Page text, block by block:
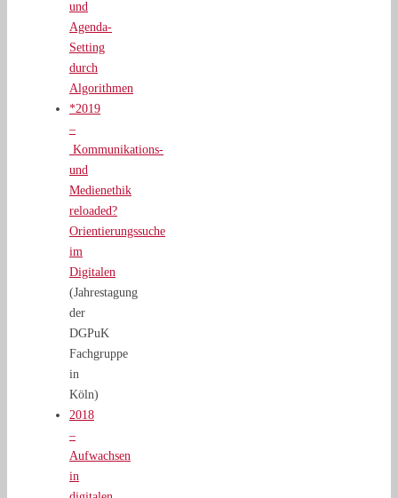
und
Agenda-
Setting
durch
Algorithmen
*2019
–
Kommunikations-
und
Medienethik
reloaded?
Orientierungssuche
im
Digitalen
(Jahrestagung
der
DGPuK
Fachgruppe
in
Köln)
2018
–
Aufwachsen
in